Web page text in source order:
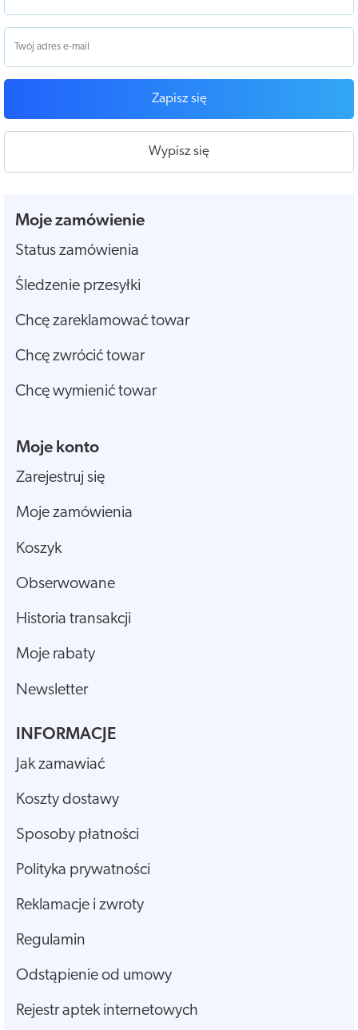
Zapisz się
Wypisz się
Moje zamówienie
Status zamówienia
Śledzenie przesyłki
Chcę zareklamować towar
Chcę zwrócić towar
Chcę wymienić towar
Moje konto
Zarejestruj się
Moje zamówienia
Koszyk
Obserwowane
Historia transakcji
Moje rabaty
Newsletter
INFORMACJE
Jak zamawiać
Koszty dostawy
Sposoby płatności
Polityka prywatności
Reklamacje i zwroty
Regulamin
Odstąpienie od umowy
Rejestr aptek internetowych